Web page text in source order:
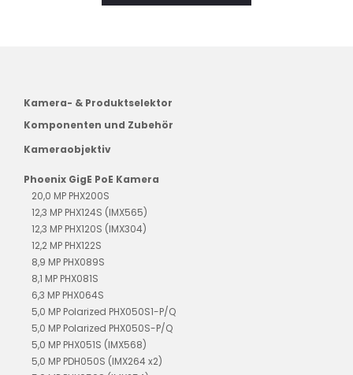
Kamera- & Produktselektor
Komponenten und Zubehör
Kameraobjektiv
Phoenix GigE PoE Kamera
20,0 MP PHX200S
12,3 MP PHX124S (IMX565)
12,3 MP PHX120S (IMX304)
12,2 MP PHX122S
8,9 MP PHX089S
8,1 MP PHX081S
6,3 MP PHX064S
5,0 MP Polarized PHX050S1-P/Q
5,0 MP Polarized PHX050S-P/Q
5,0 MP PHX051S (IMX568)
5,0 MP PDH050S (IMX264 x2)